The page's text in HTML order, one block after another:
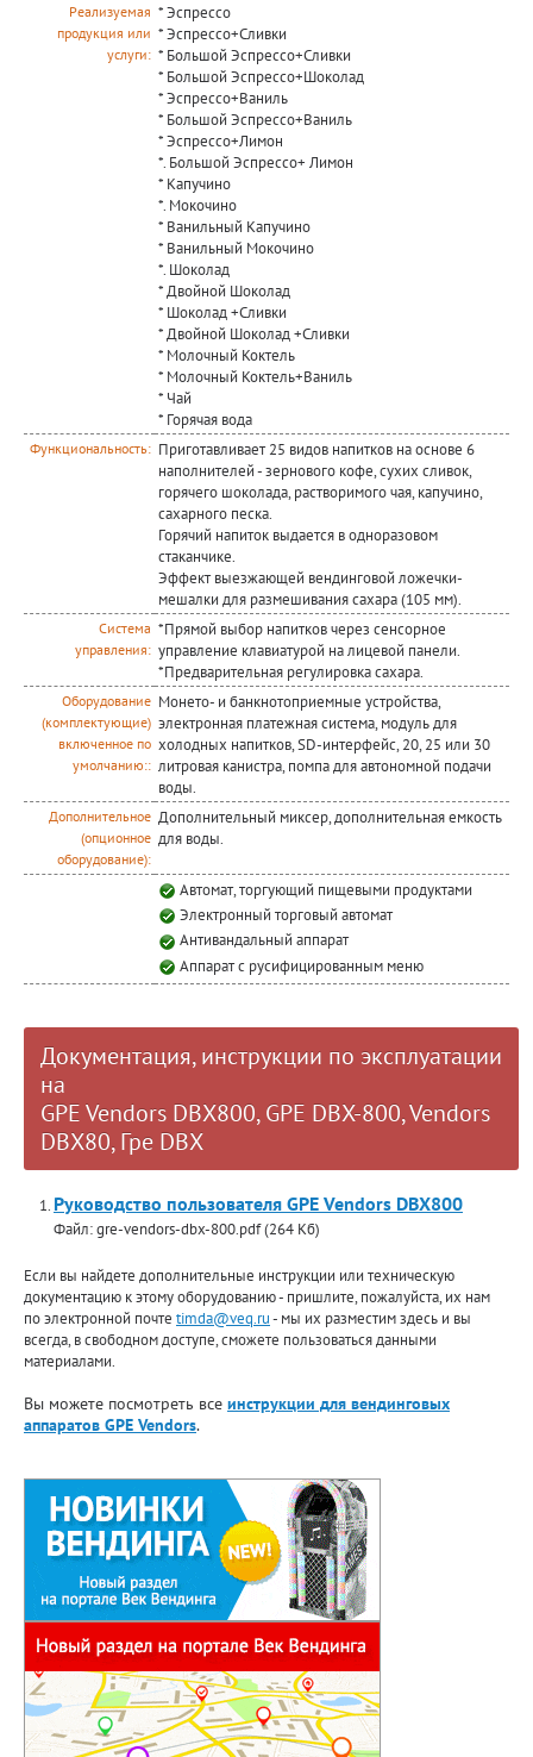
Реализуемая
продукция или
услуги:
* Эспрессо
* Эспрессо+Сливки
* Большой Эспрессо+Сливки
* Большой Эспрессо+Шоколад
* Эспрессо+Ваниль
* Большой Эспрессо+Ваниль
* Эспрессо+Лимон
*. Большой Эспрессо+ Лимон
* Капучино
*. Мокочино
* Ванильный Капучино
* Ванильный Мокочино
*. Шоколад
* Двойной Шоколад
* Шоколад +Сливки
* Двойной Шоколад +Сливки
* Молочный Коктель
* Молочный Коктель+Ваниль
* Чай
* Горячая вода
Функциональность: Приготавливает 25 видов напитков на основе 6
наполнителей - зернового кофе, сухих сливок,
горячего шоколада, растворимого чая, капучино,
сахарного песка.
Горячий напиток выдается в одноразовом
стаканчике.
Эффект выезжающей вендинговой ложечки-
мешалки для размешивания сахара (105 мм).
Система
управления:
*Прямой выбор напитков через сенсорное
управление клавиатурой на лицевой панели.
*Предварительная регулировка сахара.
Оборудование
(комплектующие)
включенное по
умолчанию::
Монето- и банкнотоприемные устройства,
электронная платежная система, модуль для
холодных напитков, SD-интерфейс, 20, 25 или 30
литровая канистра, помпа для автономной подачи
воды.
Дополнительное
(опционное
оборудование):
Дополнительный миксер, дополнительная емкость
для воды.
Автомат, торгующий пищевыми продуктами
Электронный торговый автомат
Антивандальный аппарат
Аппарат с русифицированным меню
Документация, инструкции по эксплуатации
на
GPE Vendors DBX800, GPE DBX-800, Vendors
DBX80, Гре DBX
Руководство пользователя GPE Vendors DBX800
Файл: gre-vendors-dbx-800.pdf (264 Кб)
Если вы найдете дополнительные инструкции или техническую
документацию к этому оборудованию - пришлите, пожалуйста, их нам
по электронной почте timda@veq.ru- мы их разместим здесь и вы
всегда, в свободном доступе, сможете пользоваться данными
материалами.
Вы можете посмотреть все инструкции для вендинговых
аппаратов GPE Vendors.